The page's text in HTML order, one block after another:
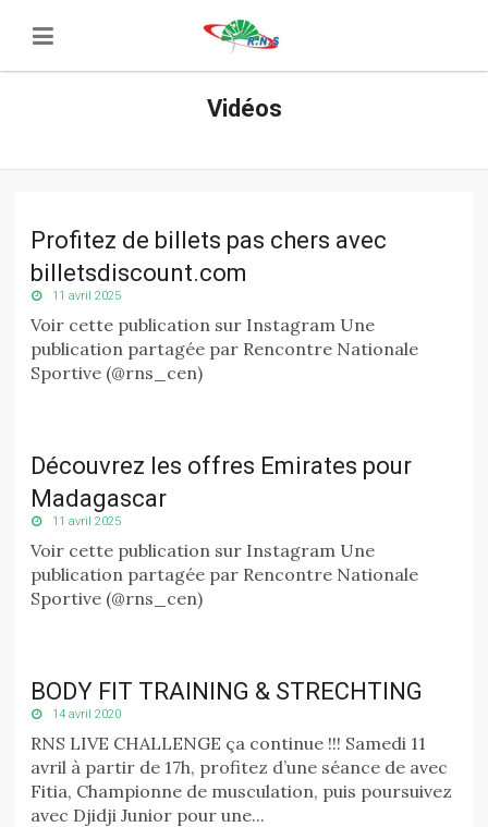
Vidéos
Profitez de billets pas chers avec
billetsdiscount.com
11 avril 2025
Voir cette publication sur Instagram Une
publication partagée par Rencontre Nationale
Sportive (@rns_cen)
Découvrez les offres Emirates pour
Madagascar
11 avril 2025
Voir cette publication sur Instagram Une
publication partagée par Rencontre Nationale
Sportive (@rns_cen)
BODY FIT TRAINING & STRECHTING
14 avril 2020
RNS LIVE CHALLENGE ça continue !!! Samedi 11
avril à partir de 17h, profitez d’une séance de avec
Fitia, Championne de musculation, puis poursuivez
avec Djidji Junior pour une...